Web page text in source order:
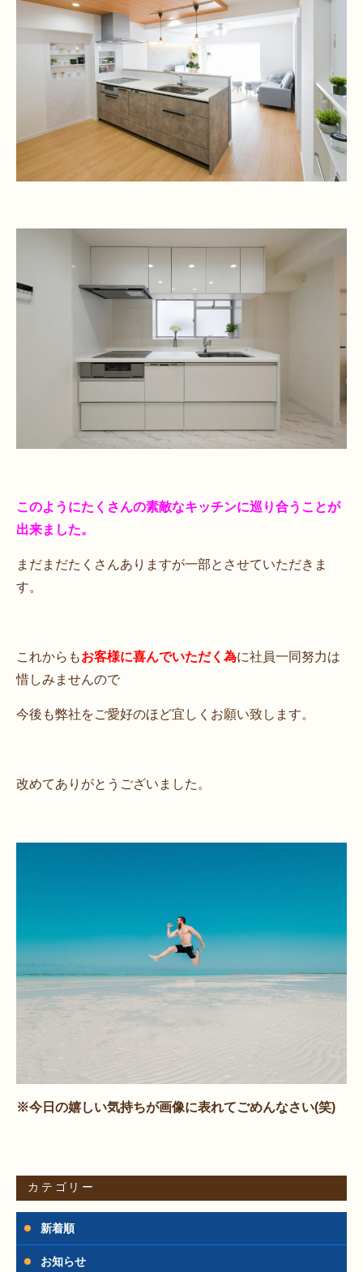
このようにたくさんの素敵なキッチンに巡り合うことが
出来ました。
まだまだたくさんありますが一部とさせていただきま
す。
これからもお客様に喜んでいただく為に社員一同努力は
惜しみませんので
今後も弊社をご愛好のほど宜しくお願い致します。
改めてありがとうございました。
※今日の嬉しい気持ちが画像に表れてごめんなさい(笑)
カテゴリー
新着順
お知らせ